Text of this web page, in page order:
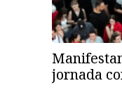
jornada